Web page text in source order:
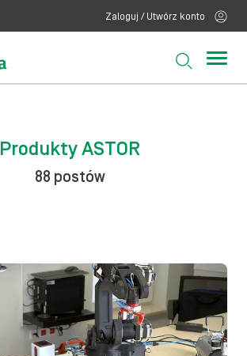
Zaloguj / Utwórz konto
Produkty ASTOR
88 postów